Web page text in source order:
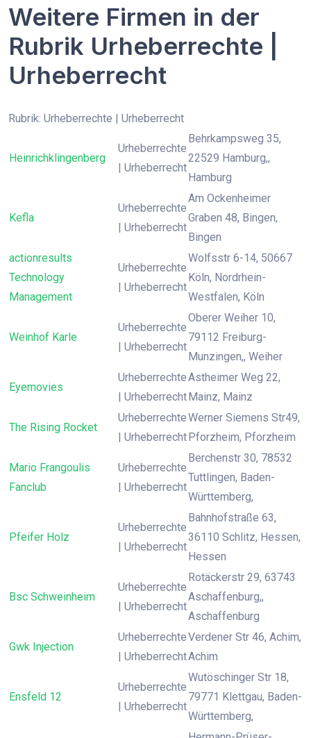
Weitere Firmen in der
Rubrik Urheberrechte |
Urheberrecht
Rubrik: Urheberrechte | Urheberrecht
Heinrichklingenberg
Urheberrechte
| Urheberrecht
Behrkampsweg 35,
22529 Hamburg,,
Hamburg
Kefla
Urheberrechte
| Urheberrecht
Am Ockenheimer
Graben 48, Bingen,
Bingen
actionresults
Technology
Management
Urheberrechte
| Urheberrecht
Wolfsstr 6-14, 50667
Köln, Nordrhein-
Westfalen, Köln
Weinhof Karle
Urheberrechte
| Urheberrecht
Oberer Weiher 10,
79112 Freiburg-
Munzingen,, Weiher
Eyemovies
Urheberrechte
| Urheberrecht
Astheimer Weg 22,
Mainz, Mainz
The Rising Rocket
Urheberrechte
| Urheberrecht
Werner Siemens Str49,
Pforzheim, Pforzheim
Mario Frangoulis
Fanclub
Urheberrechte
| Urheberrecht
Berchenstr 30, 78532
Tuttlingen, Baden-
Württemberg,
Pfeifer Holz
Urheberrechte
| Urheberrecht
Bahnhofstraße 63,
36110 Schlitz, Hessen,
Hessen
Bsc Schweinheim
Urheberrechte
| Urheberrecht
Rotäckerstr 29, 63743
Aschaffenburg,,
Aschaffenburg
Gwk Injection
Urheberrechte
| Urheberrecht
Verdener Str 46, Achim,
Achim
Ensfeld 12
Urheberrechte
| Urheberrecht
Wutöschinger Str 18,
79771 Klettgau, Baden-
Württemberg,